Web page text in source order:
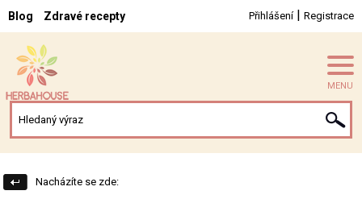
Blog Zdravé recepty Přihlášení| Registrace
MENU
Nacházíte se zde: